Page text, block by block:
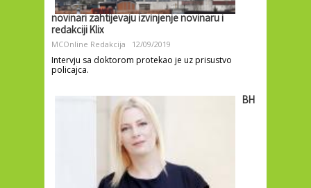
novinari zahtijevaju izvinjenje novinaru i
redakciji Klix
MCOnline Redakcija 12/09/2019
Intervju sa doktorom protekao je uz prisustvo
policajca.
BH